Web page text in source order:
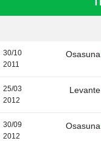
30/10
2011
Osasuna
25/03
2012
Levante
30/09
2012
Osasuna